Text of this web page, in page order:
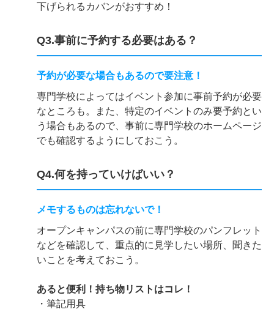
下げられるカバンがおすすめ！
Q3.事前に予約する必要はある？
予約が必要な場合もあるので要注意！
専門学校によってはイベント参加に事前予約が必要
なところも。また、特定のイベントのみ要予約とい
う場合もあるので、事前に専門学校のホームページ
でも確認するようにしておこう。
Q4.何を持っていけばいい？
メモするものは忘れないで！
オープンキャンパスの前に専門学校のパンフレット
などを確認して、重点的に見学したい場所、聞きた
いことを考えておこう。
あると便利！持ち物リストはコレ！
・筆記用具